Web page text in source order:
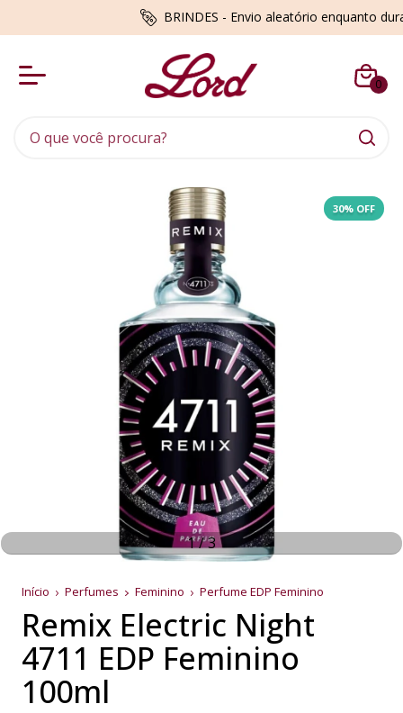
BRINDES - Envio aleatório enquanto
0
30% OFF
1/3
Início Perfumes Feminino Perfume EDP Feminino
Remix Electric Night
4711 EDP Feminino
100ml